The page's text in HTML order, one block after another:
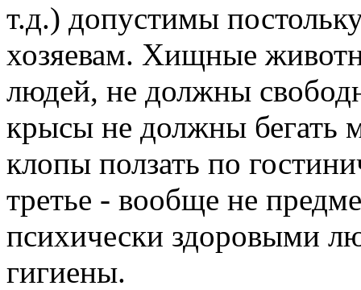
т.д.) допустимы
хозяевам. Хищные
людей, не должны
крысы не должны бегать
клопы ползать по
третье - вообще не
психически здоровыми
гигиены.